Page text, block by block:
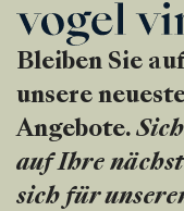
Bleiben Sie
unsere
Angebote.
auf Ihre
sich für